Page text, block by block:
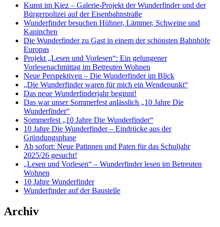
Kunst im Kiez – Galerie-Projekt der Wunderfinder und der
Bürgerpolizei auf der Eisenbahnstraße
Wunderfinder besuchen Hühner, Lämmer, Schweine und
Kaninchen
Die Wunderfinder zu Gast in einem der schönsten Bahnhöfe
Europas
Projekt „Lesen und Vorlesen“: Ein gelungener
Vorlesenachmittag im Betreuten Wohnen
Neue Perspektiven – Die Wunderfinder im Blick
„Die Wunderfinder waren für mich ein Wendepunkt“
Das neue Wunderfinderjahr beginnt!
Das war unser Sommerfest anlässlich „10 Jahre Die
Wunderfinder“
Sommerfest „10 Jahre Die Wunderfinder“
10 Jahre Die Wunderfinder – Eindrücke aus der
Gründungsphase
Ab sofort: Neue Patinnen und Paten für das Schuljahr
2025/26 gesucht!
„Lesen und Vorlesen“ – Wunderfinder lesen im Betreuten
Wohnen
10 Jahre Wunderfinder
Wunderfinder auf der Baustelle
Archiv